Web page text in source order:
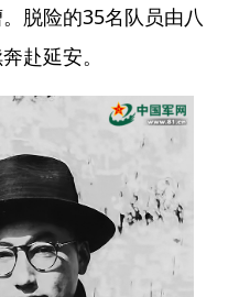
脱险的35名队员由八
赴延安。